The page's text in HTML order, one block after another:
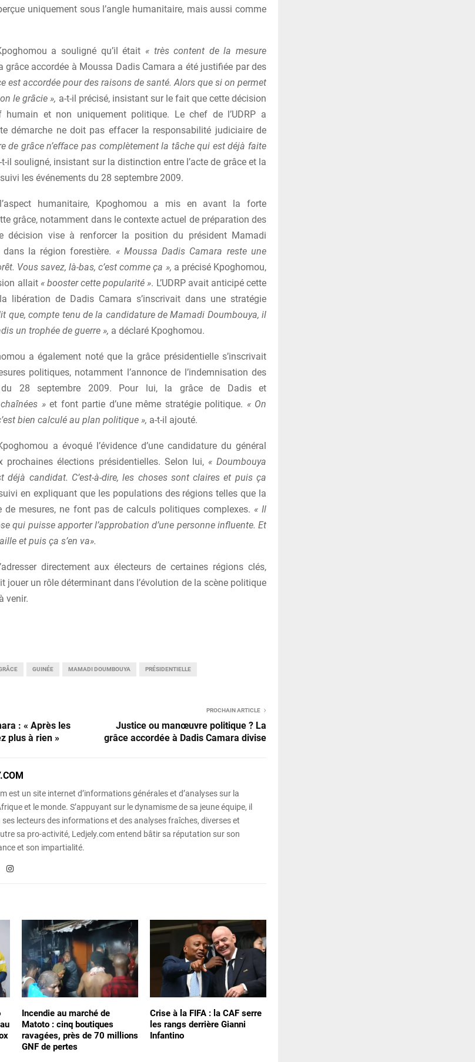
uniquement sous l’angle humanitaire, mais aussi comme
a souligné qu’il était « très content de la mesure
grâce accordée à Moussa Dadis Camara a été justifiée par des
est accordée pour des raisons de santé. Alors que si on permet
le grâcie », a-t-il précisé, insistant sur le fait que cette décision
et non uniquement politique. Le chef de l’UDRP a
démarche ne doit pas effacer la responsabilité judiciaire de
de grâce n’efface pas complètement la tâche qui est déjà faite
t-il souligné, insistant sur la distinction entre l’acte de grâce et la
les événements du 28 septembre 2009.
humanitaire, Kpoghomou a mis en avant la forte
grâce, notamment dans le contexte actuel de préparation des
décision vise à renforcer la position du président Mamadi
la région forestière. « Moussa Dadis Camara reste une
Vous savez, là-bas, c’est comme ça », a précisé Kpoghomou,
allait « booster cette popularité ». L’UDRP avait anticipé cette
libération de Dadis Camara s’inscrivait dans une stratégie
que, compte tenu de la candidature de Mamadi Doumbouya, il
un trophée de guerre », a déclaré Kpoghomou.
a également noté que la grâce présidentielle s’inscrivait
politiques, notamment l’annonce de l’indemnisation des
28 septembre 2009. Pour lui, la grâce de Dadis et
»et font partie d’une même stratégie politique. « On
bien calculé au plan politique », a-t-il ajouté.
a évoqué l’évidence d’une candidature du général
prochaines élections présidentielles. Selon lui, « Doumbouya
déjà candidat. C’est-à-dire, les choses sont claires et puis ça
en expliquant que les populations des régions telles que la
de mesures, ne font pas de calculs politiques complexes. « Il
qui puisse apporter l’approbation d’une personne influente. Et
et puis ça s’en va».
directement aux électeurs de certaines régions clés,
jouer un rôle déterminant dans l’évolution de la scène politique
venir.
GUINÉE MAMADI DOUMBOUYA PRÉSIDENTIELLE
: « Après les
plus à rien »
PROCHAIN ARTICLE
Justice ou manœuvre politique ? La
grâce accordée à Dadis Camara divise
est un site internet d’informations générales et d’analyses sur la
et le monde. S’appuyant sur le dynamisme de sa jeune équipe, il
ses lecteurs des informations et des analyses fraîches, diverses et
sa pro-activité, Ledjely.com entend bâtir sa réputation sur son
et son impartialité.
Incendie au marché de
Matoto : cinq boutiques
ravagées, près de 70 millions
GNF de pertes
Crise à la FIFA : la CAF serre
les rangs derrière Gianni
Infantino